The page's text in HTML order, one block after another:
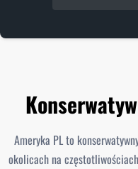
Ameryka PL to
okolicach na